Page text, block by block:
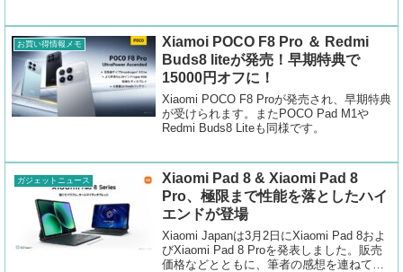
お買い得情報メモ
Xiamoi POCO F8 Pro ＆ Redmi
Buds8 liteが発売！早期特典で
15000円オフに！
Xiaomi POCO F8 Proが発売され、早期特典
が受けられます。またPOCO Pad M1や
Redmi Buds8 Liteも同様です。
ガジェットニュース
Xiaomi Pad 8 & Xiaomi Pad 8
Pro、極限まで性能を落としたハイ
エンドが登場
Xiaomi Japanは3月2日にXiaomi Pad 8およ
びXiaomi Pad 8 Proを発表しました。販売
価格などとともに、筆者の感想を連ねてい